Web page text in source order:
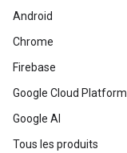
Android
Chrome
Firebase
Google Cloud Platform
Google AI
Tous les produits